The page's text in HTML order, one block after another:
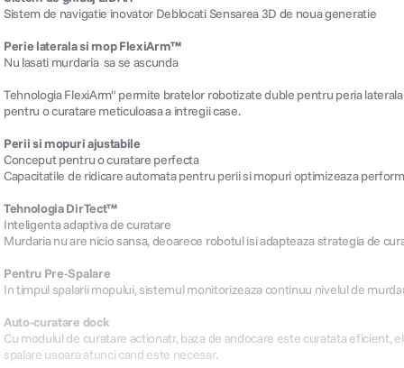
Sistem de navigatie inovator Deblocati Sensarea 3D de noua generatie
Perie laterala si mop FlexiArm™
Nu lasati murdaria sa se ascunda
Tehnologia FlexiArm" permite bratelor robotizate duble pentru peria
pentru o curatare meticuloasa a intregii case.
Perii si mopuri ajustabile
Conceput pentru o curatare perfecta
Capacitatile de ridicare automata pentru perii si mopuri optimizeaza
Tehnologia DirTect™
Inteligenta adaptiva de curatare
Murdaria nu are nicio sansa, deoarece robotul isi adapteaza strategia de
Pentru Pre-Spalare
In timpul spalarii mopului, sistemul monitorizeaza continuu nivelul de
Auto-curatare dock
Cu modulul de curatare actionatr, baza de andocare este curatata
spalare usoara atunci cand este necesar.